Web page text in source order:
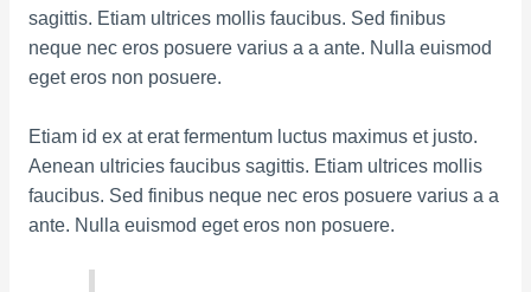
sagittis. Etiam ultrices mollis faucibus. Sed finibus
neque nec eros posuere varius a a ante. Nulla euismod
eget eros non posuere.
Etiam id ex at erat fermentum luctus maximus et justo.
Aenean ultricies faucibus sagittis. Etiam ultrices mollis
faucibus. Sed finibus neque nec eros posuere varius a a
ante. Nulla euismod eget eros non posuere.